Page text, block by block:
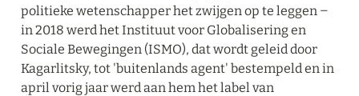
politieke wetenschapper het zwijgen op te leggen ‒
in 2018 werd het Instituut voor Globalisering en
Sociale Bewegingen (ISMO), dat wordt geleid door
Kagarlitsky, tot 'buitenlands agent' bestempeld en in
april vorig jaar werd aan hem het label van